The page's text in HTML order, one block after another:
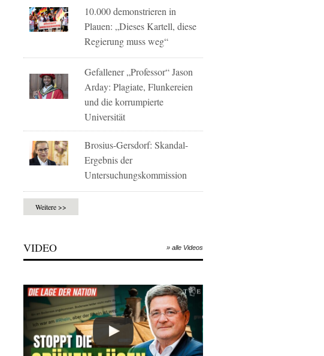
10.000 demonstrieren in
Plauen: „Dieses Kartell, diese
Regierung muss weg“
Gefallener „Professor“ Jason
Arday: Plagiate, Flunkereien
und die korrumpierte
Universität
Brosius-Gersdorf: Skandal-
Ergebnis der
Untersuchungskommission
Weitere >>
VIDEO » alle Videos